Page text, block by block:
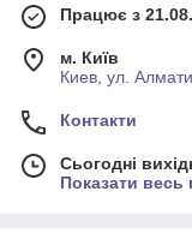
Працює з
м. Київ
Киев, ул.
Контакти
Сьогодні
Показати весь